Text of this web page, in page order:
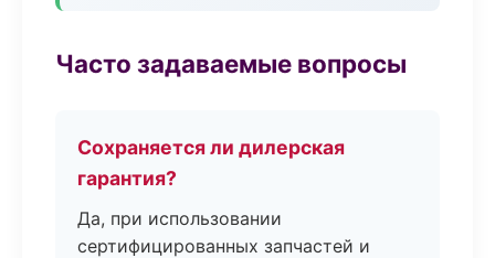
Часто задаваемые вопросы
Сохраняется ли дилерская
гарантия?
Да, при использовании
сертифицированных запчастей и